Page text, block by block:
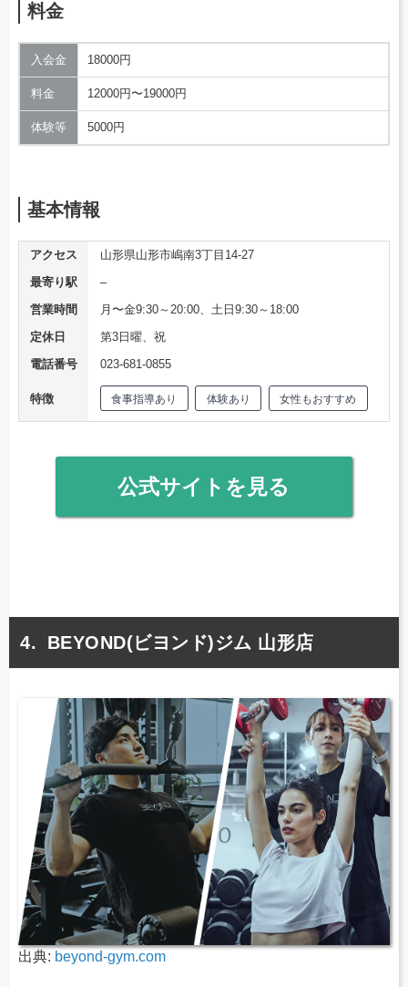
料金
入会金 18000円
料金 12000円〜19000円
体験等 5000円
基本情報
アクセス
山形県山形市嶋南3丁目14-27
最寄り駅
–
営業時間
月〜金9:30～20:00、土日9:30～18:00
定休日
第3日曜、祝
電話番号
023-681-0855
特徴 食事指導あり 体験あり 女性もおすすめ
公式サイトを見る
BEYOND(ビヨンド)ジム 山形店
出典: beyond-gym.com